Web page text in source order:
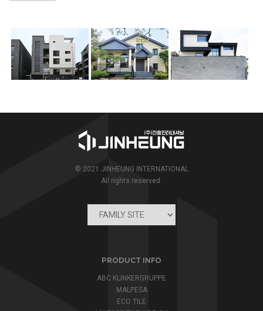
© 2021 JINHEUNG INTERNATIONAL
All rights reserved.
PRODUCT INFO
ABC KLINKERGRUPPE
MALPESA
ECO TILE